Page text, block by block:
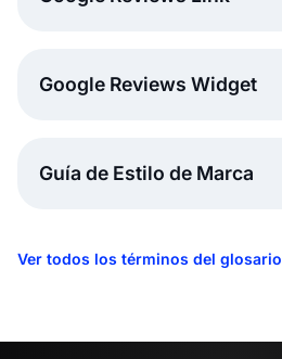
Google Reviews Widget
Guía de Estilo de Marca
Ver todos los términos del glosario